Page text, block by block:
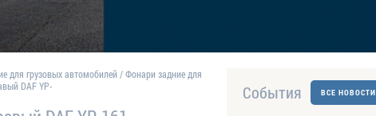
ВСЕ НОВОСТИ
События
для грузовых автомобилей /Фонари задние для
DAF YP-